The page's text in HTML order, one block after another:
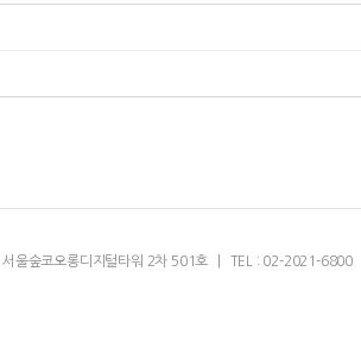
울숲코오롱디지털타워 2차 501호
TEL : 02-2021-6800